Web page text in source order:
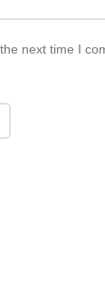
next time I